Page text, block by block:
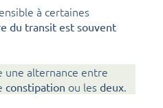
à certaines
du transit est souvent
une alternance entre
constipation ou les deux.